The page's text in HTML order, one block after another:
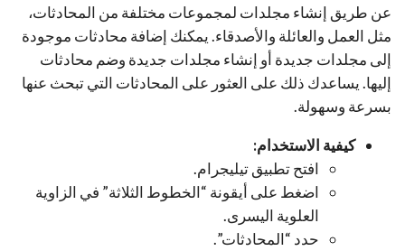
عن طريق إنشاء مجلدات لمجموعات مختلفة من المحادثات،
مثل العمل والعائلة والأصدقاء. يمكنك إضافة محادثات موجودة
إلى مجلدات جديدة أو إنشاء مجلدات جديدة وضم محادثات
إليها. يساعدك ذلك على العثور على المحادثات التي تبحث عنها
بسرعة وسهولة.
كيفية الاستخدام:
افتح تطبيق تيليجرام.
اضغط على أيقونة “الخطوط الثلاثة” في الزاوية
العلوية اليسرى.
حدد “المحادثات”.